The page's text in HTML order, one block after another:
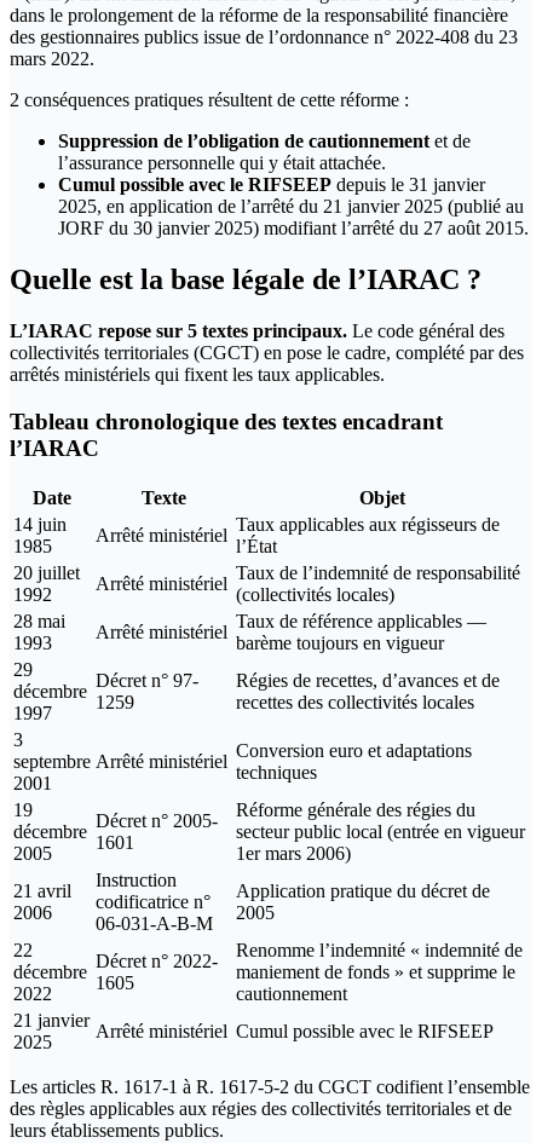
dans le prolongement de la réforme de la responsabilité financière
des gestionnaires publics issue de l’ordonnance n° 2022-408 du 23
mars 2022.
2 conséquences pratiques résultent de cette réforme :
Suppression de l’obligation de cautionnement et de
l’assurance personnelle qui y était attachée.
Cumul possible avec le RIFSEEP depuis le 31 janvier
2025, en application de l’arrêté du 21 janvier 2025 (publié au
JORF du 30 janvier 2025) modifiant l’arrêté du 27 août 2015.
Quelle est la base légale de l’IARAC ?
L’IARAC repose sur 5 textes principaux. Le code général des
collectivités territoriales (CGCT) en pose le cadre, complété par des
arrêtés ministériels qui fixent les taux applicables.
Tableau chronologique des textes encadrant
l’IARAC
Date Texte
Objet
14 juin
1985
Arrêté ministériel
Taux applicables aux régisseurs de
l’État
20 juillet
1992
Arrêté ministériel
Taux de l’indemnité de responsabilité
(collectivités locales)
28 mai
1993
Arrêté ministériel
Taux de référence applicables —
barème toujours en vigueur
29
décembre
1997
Décret n° 97-
1259
Régies de recettes, d’avances et de
recettes des collectivités locales
3
septembre
2001
Arrêté ministériel
Conversion euro et adaptations
techniques
19
décembre
2005
Décret n° 2005-
1601
Réforme générale des régies du
secteur public local (entrée en vigueur
1er mars 2006)
21 avril
2006
Instruction
codificatrice n°
06-031-A-B-M
Application pratique du décret de
2005
22
décembre
2022
Décret n° 2022-
1605
Renomme l’indemnité « indemnité de
maniement de fonds » et supprime le
cautionnement
21 janvier
2025
Arrêté ministériel Cumul possible avec le RIFSEEP
Les articles R. 1617-1 à R. 1617-5-2 du CGCT codifient l’ensemble
des règles applicables aux régies des collectivités territoriales et de
leurs établissements publics.